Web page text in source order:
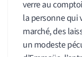
verre au
la personne qui
marché, des
un modeste